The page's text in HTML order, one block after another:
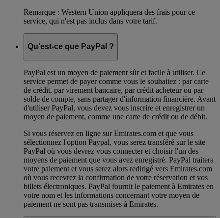
Remarque : Western Union appliquera des frais pour ce
service, qui n'est pas inclus dans votre tarif.
Qu’est-ce que PayPal ?
PayPal est un moyen de paiement sûr et facile à utiliser. Ce
service permet de payer comme vous le souhaitez : par carte
de crédit, par virement bancaire, par crédit acheteur ou par
solde de compte, sans partager d'information financière. Avant
d'utiliser PayPal, vous devez vous inscrire et enregistrer un
moyen de paiement, comme une carte de crédit ou de débit.
Si vous réservez en ligne sur Emirates.com et que vous
sélectionnez l'option Paypal, vous serez transféré sur le site
PayPal où vous devrez vous connecter et choisir l'un des
moyens de paiement que vous avez enregistré. PayPal traitera
votre paiement et vous serez alors redirigé vers Emirates.com
où vous recevrez la confirmation de votre réservation et vos
billets électroniques. PayPal fournit le paiement à Emirates en
votre nom et les informations concernant votre moyen de
paiement ne sont pas transmises à Emirates.